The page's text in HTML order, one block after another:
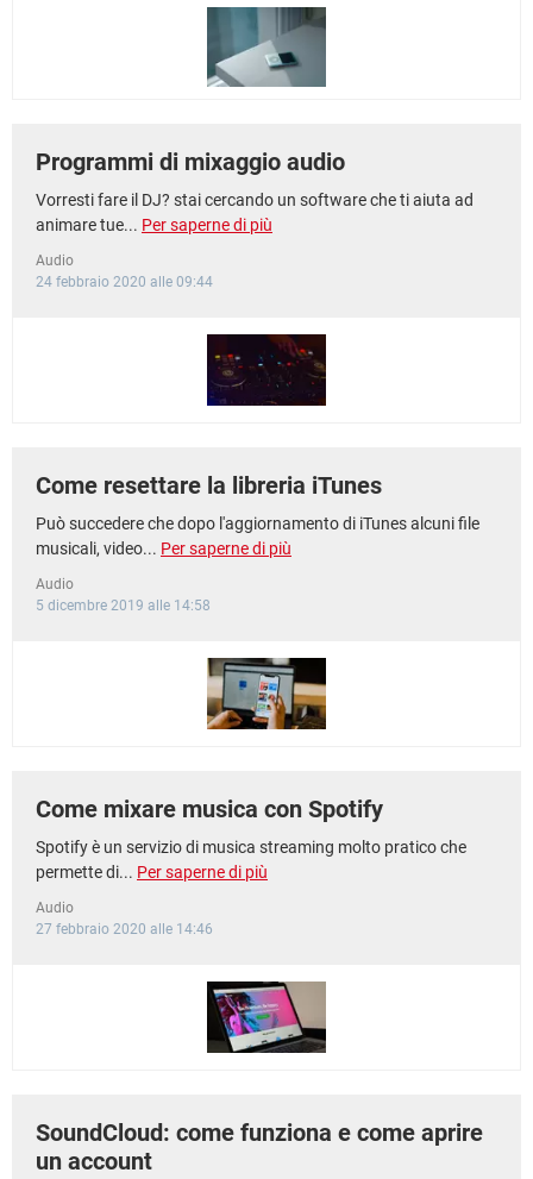
Programmi di mixaggio audio
Vorresti fare il DJ? stai cercando un software che ti aiuta ad
animare tue... Per saperne di più
Audio
24 febbraio 2020 alle 09:44
Come resettare la libreria iTunes
Può succedere che dopo l'aggiornamento di iTunes alcuni file
musicali, video... Per saperne di più
Audio
5 dicembre 2019 alle 14:58
Come mixare musica con Spotify
Spotify è un servizio di musica streaming molto pratico che
permette di... Per saperne di più
Audio
27 febbraio 2020 alle 14:46
SoundCloud: come funziona e come aprire
un account